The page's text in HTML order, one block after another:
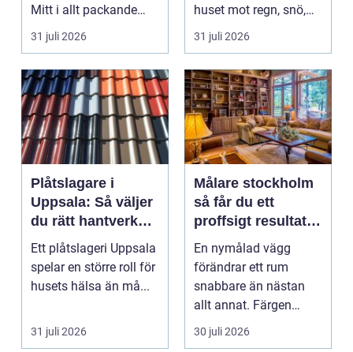
Mitt i allt packande
och planerande dy...
31 juli 2026
huset mot regn, snö,
blåst och stark vå...
31 juli 2026
Plåtslagare i
Uppsala: Så väljer
du rätt hantverkare
för tak och fasad
Ett plåtslageri Uppsala
spelar en större roll för
husets hälsa än må...
31 juli 2026
Målare stockholm
så får du ett
proffsigt resultat
hemma
En nymålad vägg
förändrar ett rum
snabbare än nästan
allt annat. Färgen
påverkar hur vi
upplever lju...
30 juli 2026